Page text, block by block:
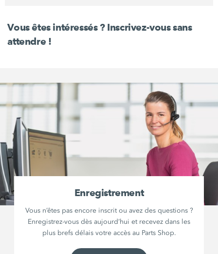
Vous êtes intéressés ? Inscrivez-vous sans
attendre !
Enregistrement
Vous n’êtes pas encore inscrit ou avez des questions ?
Enregistrez-vous dès aujourd’hui et recevez dans les
plus brefs délais votre accès au Parts Shop.